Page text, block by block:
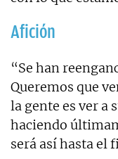
Afición
“Se han
Queremos que
la gente es ver a
haciendo
será así hasta el